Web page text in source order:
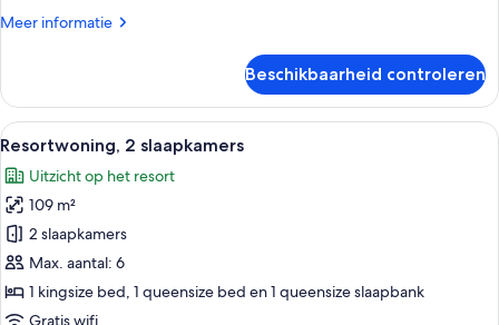
laden
Meer informatie
Meer
2
slaapkamers
(The
Haven)
Beschikbaarheid controleren
Alle
foto's
voor
Resortwoning,
2
slaapkamers
laden
Een moderne keuken met witte
13
Resortwoning, 2 slaapkamers
Uitzicht op het resort
109 m²
2 slaapkamers
Max. aantal: 6
1 kingsize bed, 1 queensize bed en 1 queensize slaapbank
Gratis wifi